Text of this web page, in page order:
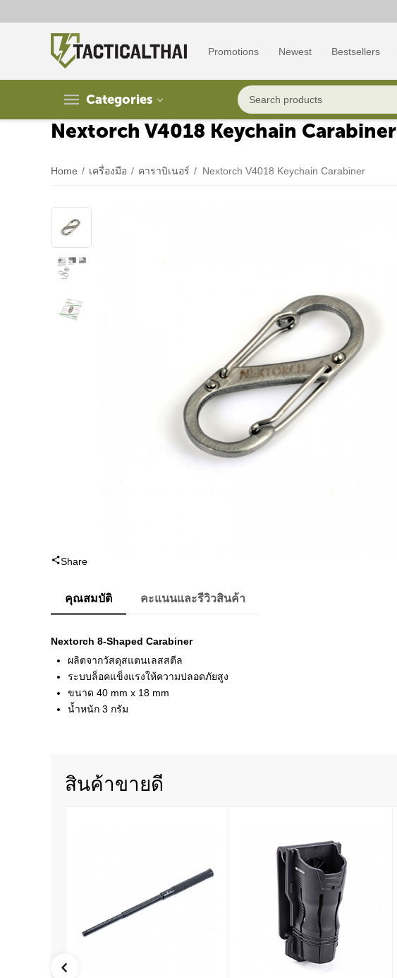
Promotions Newest Bestsellers
Categories
Nextorch V4018 Keychain Carabiner
Home / เครื่องมือ / คาราบิเนอร์ / Nextorch V4018 Keychain Carabiner
Share
คุณสมบัติ คะแนนและรีวิวสินค้า
Nextorch 8-Shaped Carabiner
ผลิตจากวัสดุสแตนเลสสตีล
ระบบล็อคแข็งแรงให้ความปลอดภัยสูง
ขนาด 40 mm x 18 mm
น้ำหนัก 3 กรัม
สินค้าขายดี